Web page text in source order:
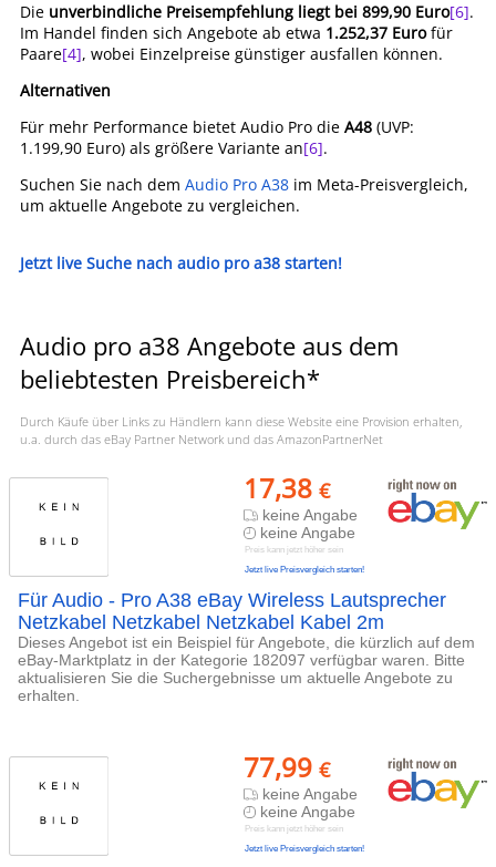
Die unverbindliche Preisempfehlung liegt bei 899,90 Euro[6].
Im Handel finden sich Angebote ab etwa 1.252,37 Eurofür
Paare[4], wobei Einzelpreise günstiger ausfallen können.
Alternativen
Für mehr Performance bietet Audio Pro die A48 (UVP:
1.199,90 Euro) als größere Variante an[6].
Suchen Sie nach dem Audio Pro A38 im Meta-Preisvergleich,
um aktuelle Angebote zu vergleichen.
Jetzt live Suche nach audio pro a38 starten!
Audio pro a38 Angebote aus dem
beliebtesten Preisbereich*
Durch Käufe über Links zu Händlern kann diese Website eine Provision erhalten,
u.a. durch das eBay Partner Network und das AmazonPartnerNet
17,38 €
keine Angabe
keine Angabe
Preis kann jetzt höher sein
Jetzt live Preisvergleich starten!
Für Audio - Pro A38 eBay Wireless Lautsprecher
Netzkabel Netzkabel Netzkabel Kabel 2m
Dieses Angebot ist ein Beispiel für Angebote, die kürzlich auf dem
eBay-Marktplatz in der Kategorie 182097 verfügbar waren. Bitte
aktualisieren Sie die Suchergebnisse um aktuelle Angebote zu
erhalten.
77,99 €
keine Angabe
keine Angabe
Preis kann jetzt höher sein
Jetzt live Preisvergleich starten!